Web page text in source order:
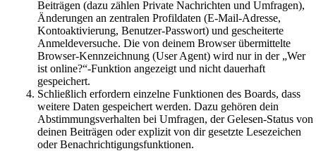
Beiträgen (dazu zählen Private Nachrichten und Umfragen),
Änderungen an zentralen Profildaten (E-Mail-Adresse,
Kontoaktivierung, Benutzer-Passwort) und gescheiterte
Anmeldeversuche. Die von deinem Browser übermittelte
Browser-Kennzeichnung (User Agent) wird nur in der „Wer
ist online?“-Funktion angezeigt und nicht dauerhaft
gespeichert.
Schließlich erfordern einzelne Funktionen des Boards, dass
weitere Daten gespeichert werden. Dazu gehören dein
Abstimmungsverhalten bei Umfragen, der Gelesen-Status von
deinen Beiträgen oder explizit von dir gesetzte Lesezeichen
oder Benachrichtigungsfunktionen.